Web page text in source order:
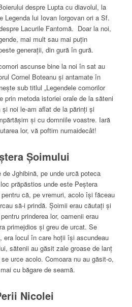
despre Lupta cu diavolul, la
Legenda lui Iovan Iorgovan ori a Sf.
Lacurile Fantomă. Doar la noi,
mai mult sau mai puţin
generaţii, din gură în gură.
ascunse bine la noi în sat au
Cornel Boteanu şi antamate în
sub titlul „Legendele comorilor
prin metoda istoriei orale de la săteni
noi le-am aflat de la părinţi şi
şi cu domniile voastre. Iară
lor, vă poftim numaidecât!
Şoimului
Jghibină, pe unde urcă poteca
prăpăstios unde este Peştera
că, pe vremuri, acolo îşi făceau
să-i prindă. Şoimii erau căutaţi şi
prinderea lor, oamenii erau
primejdios şi greu de urcat. Se
era locul în care hoţii îşi ascundeau
sătenii au găsit zale groase de lanţ
urce acolo. Comoara nu au găsit-o,
cu băgare de seamă.
Nicolei